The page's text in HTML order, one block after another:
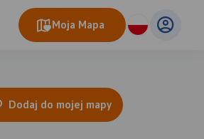
Moja Mapa
Dodaj do mojej mapy